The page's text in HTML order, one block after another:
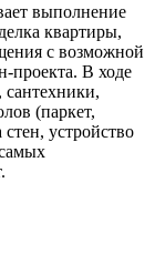
выполнение
квартиры,
с возможной
проекта. В ходе
сантехники,
(паркет,
устройство